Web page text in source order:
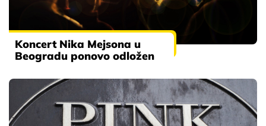
Koncert Nika Mejsona u
Beogradu ponovo odložen